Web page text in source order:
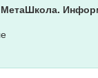
МетаШкола.